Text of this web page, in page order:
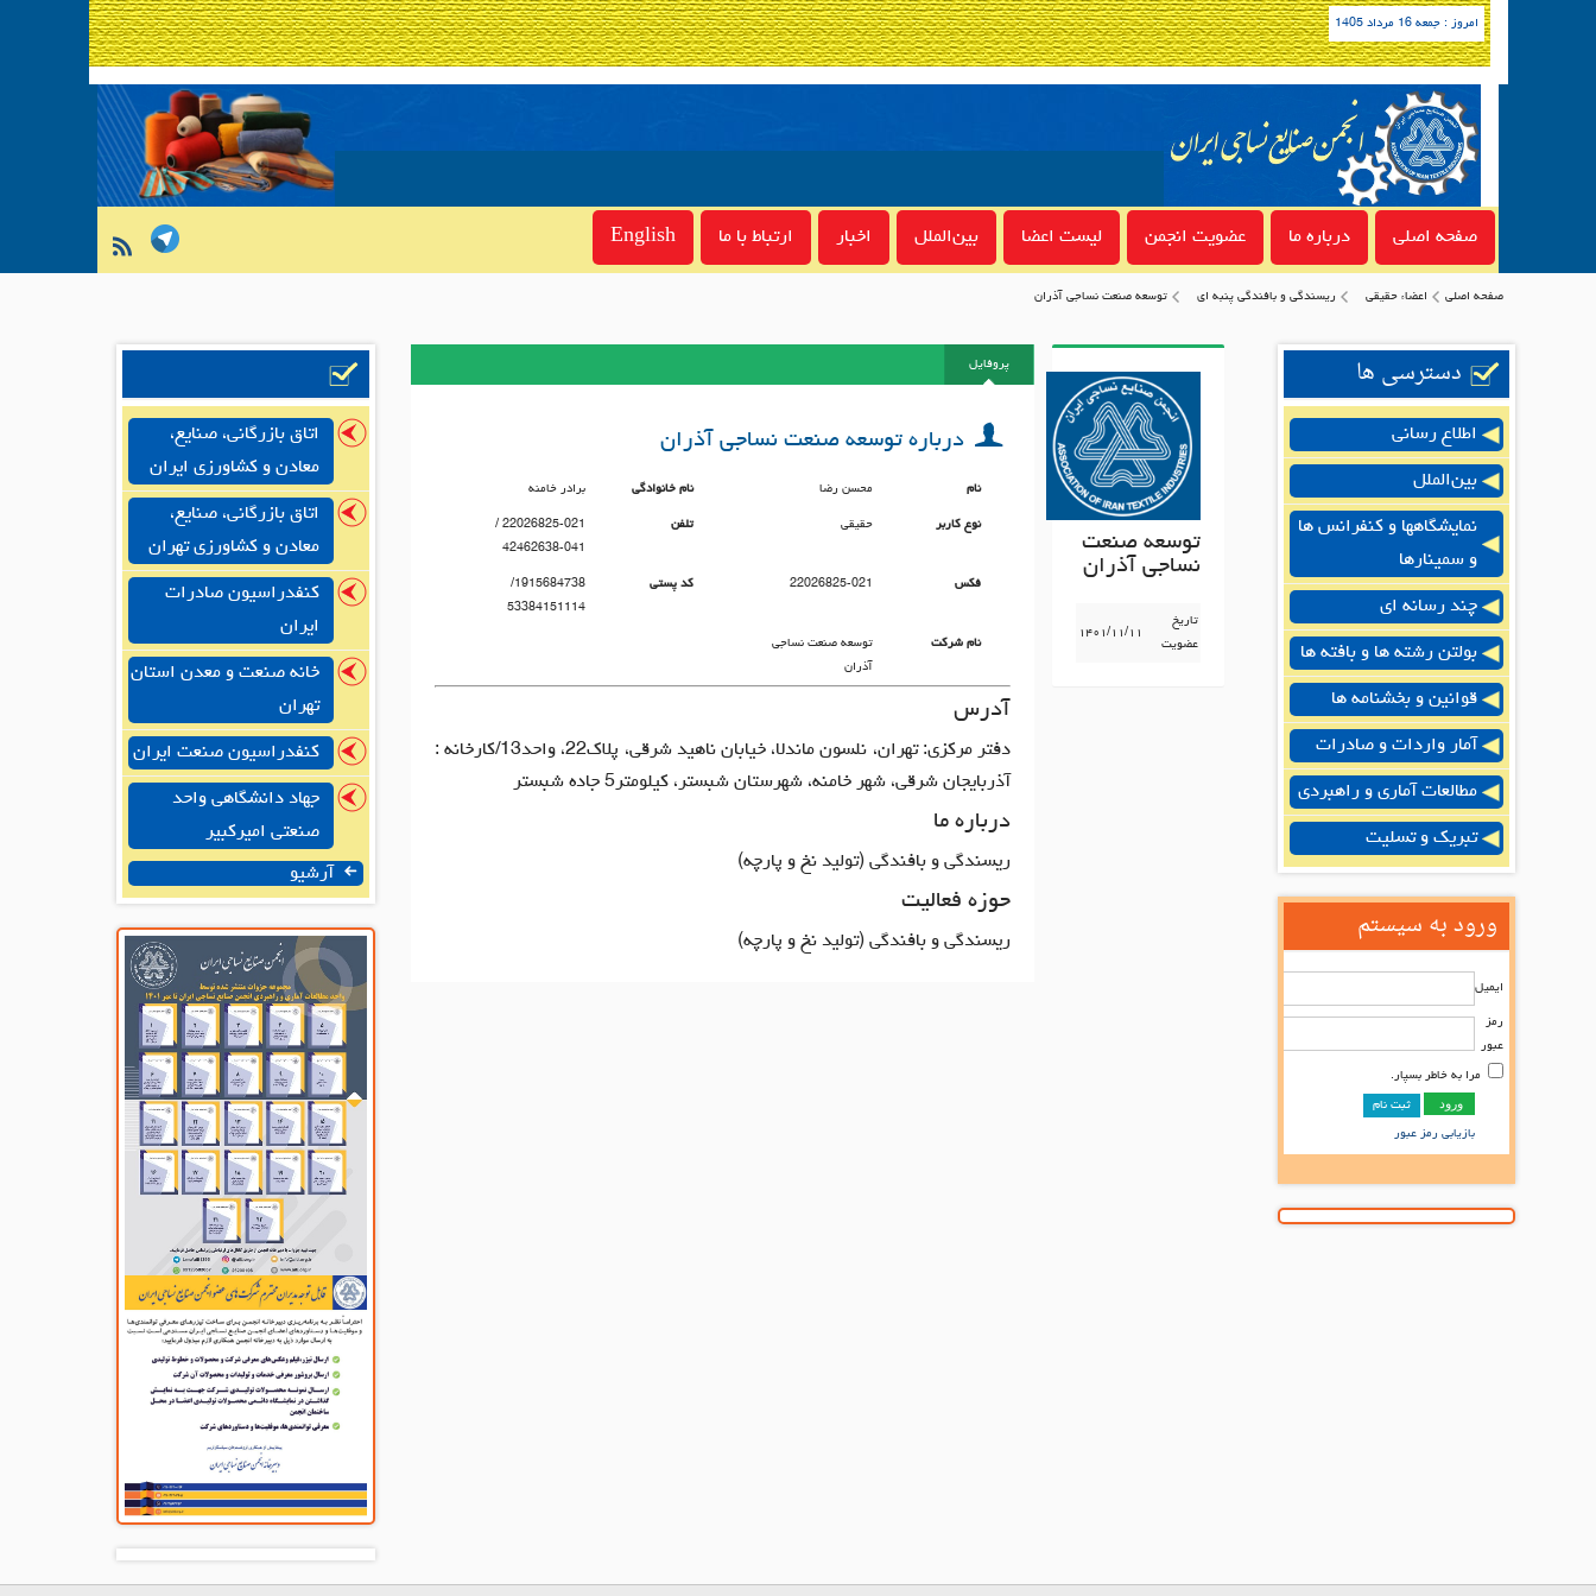
امروز : جمعه 16 مرداد 1405
صفحه اصلی درباره ما عضویت انجمن لیست اعضا بین‌الملل اخبار ارتباط با ما English
صفحه اصلی اعضاء حقیقی ريسندگى و بافندگى پنبه اي توسعه صنعت نساجی آذران
دسترسی ها
اطلاع رسانی
بین‌الملل
نمایشگاهها و کنفرانس ها
و سمینارها
چند رسانه ای
بولتن رشته ها و بافته ها
قوانین و بخشنامه ها
آمار واردات و صادرات
مطالعات آماری و راهبردی
تبریک و تسلیت
ورود به سیستم
ایمیل
رمز
عبور
مرا به خاطر بسپار.
ثبت نام
بازیابی رمز عبور
توسعه صنعت
نساجی آذران
تاریخ
عضویت
۱۴۰۱/۱۱/۱۱
پروفایل
درباره توسعه صنعت نساجی آذران
نام محسن رضا نام خانوادگی برادر خامنه
نوع کاربر حقیقی تلفن
22026825-021 /
42462638-041
فکس 22026825-021 کد پستی
1915684738/
53384151114
نام شرکت
توسعه صنعت نساجی
آذران
آدرس
دفتر مرکزی: تهران، نلسون ماندلا، خیابان ناهید شرقی، پلاک22، واحد13/کارخانه :
آذربایجان شرقی، شهر خامنه، شهرستان شبستر، کیلومتر5 جاده شبستر
درباره ما
ریسندگی و بافندگی (تولید نخ و پارچه)
حوزه فعالیت
ریسندگی و بافندگی (تولید نخ و پارچه)
اتاق بازرگانی، صنایع،
معادن و کشاورزی ایران
اتاق بازرگانی، صنایع،
معادن و کشاورزی تهران
کنفدراسیون صادرات
ایران
خانه صنعت و معدن استان
تهران
کنفدراسیون صنعت ایران
جهاد دانشگاهی واحد
صنعتی امیرکبیر
آرشیو